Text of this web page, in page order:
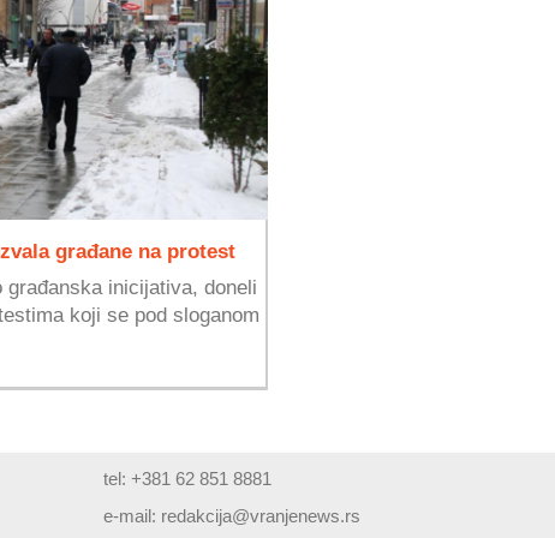
građane na protest
inicijativa, doneli
koji se pod sloganom
tel: +381 62 851 8881
e-mail: redakcija@vranjenews.rs